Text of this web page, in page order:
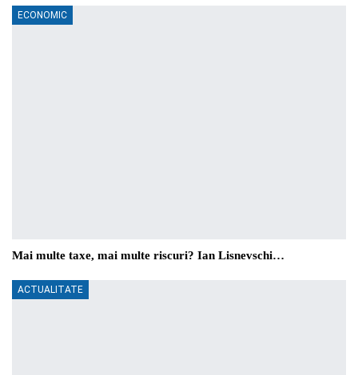
ECONOMIC
Mai multe taxe, mai multe riscuri? Ian Lisnevschi…
ACTUALITATE